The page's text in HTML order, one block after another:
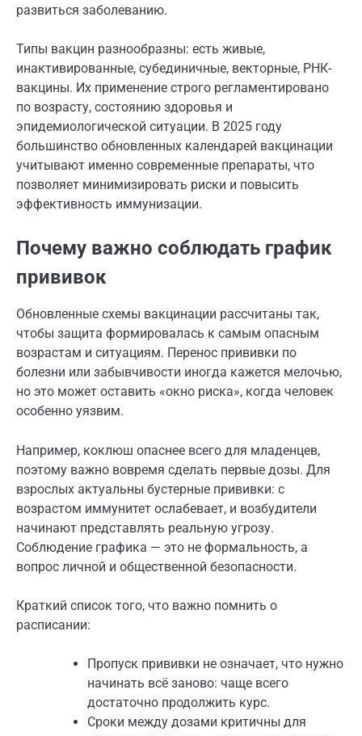
развиться заболеванию.
Типы вакцин разнообразны: есть живые,
инактивированные, субединичные, векторные, РНК-
вакцины. Их применение строго регламентировано
по возрасту, состоянию здоровья и
эпидемиологической ситуации. В 2025 году
большинство обновленных календарей вакцинации
учитывают именно современные препараты, что
позволяет минимизировать риски и повысить
эффективность иммунизации.
Почему важно соблюдать график
прививок
Обновленные схемы вакцинации рассчитаны так,
чтобы защита формировалась к самым опасным
возрастам и ситуациям. Перенос прививки по
болезни или забывчивости иногда кажется мелочью,
но это может оставить «окно риска», когда человек
особенно уязвим.
Например, коклюш опаснее всего для младенцев,
поэтому важно вовремя сделать первые дозы. Для
взрослых актуальны бустерные прививки: с
возрастом иммунитет ослабевает, и возбудители
начинают представлять реальную угрозу.
Соблюдение графика — это не формальность, а
вопрос личной и общественной безопасности.
Краткий список того, что важно помнить о
расписании:
Пропуск прививки не означает, что нужно
начинать всё заново: чаще всего
достаточно продолжить курс.
Сроки между дозами критичны для